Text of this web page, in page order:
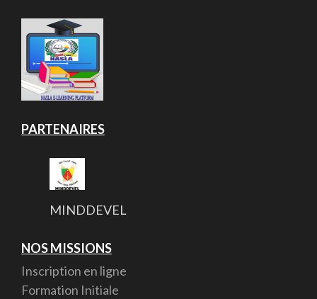
PARTENAIRES
MINDDEVEL
NOS MISSIONS
Inscription en ligne
Formation Initiale